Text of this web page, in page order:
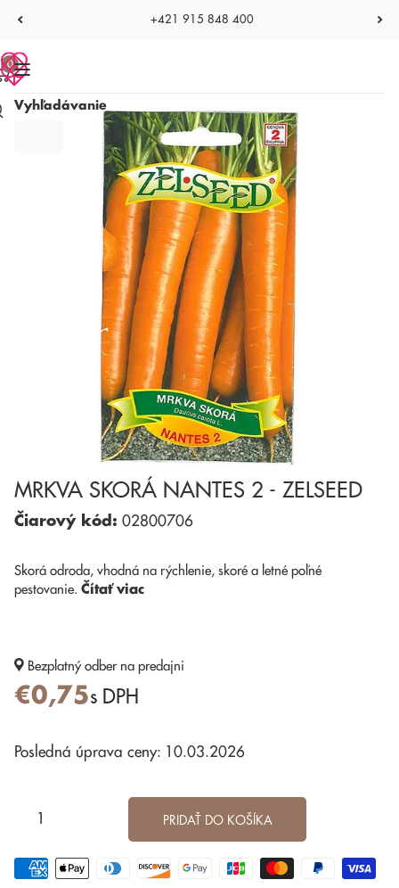
+421 915 848 400
Vyhľadávanie
0
MRKVA SKORÁ NANTES 2 - ZELSEED
Čiarový kód: 02800706
Skorá odroda, vhodná na rýchlenie, skoré a letné poľné
pestovanie. Čítať viac
Bezplatný odber na predajni
€0,75s DPH
Posledná úprava ceny: 10.03.2026
PRIDAŤ DO KOŠÍKA